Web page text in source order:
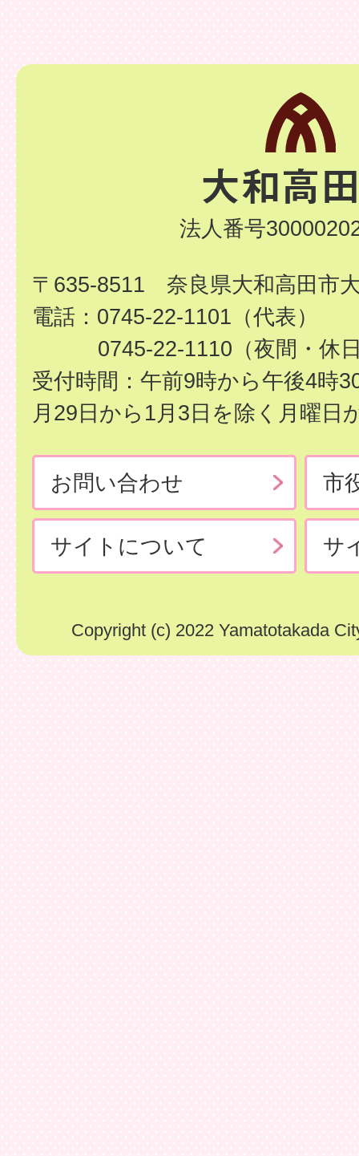
法人番号
〒635-8511 奈良県大和高田市
電話：0745-22-1101（代表）
0745-22-1110（夜間・休
受付時間：午前9時から午後4時
月29日から1月3日を除く月曜日
お問い合わせ 市
サイトについて サ
Copyright (c) 2022 Yamatotakada